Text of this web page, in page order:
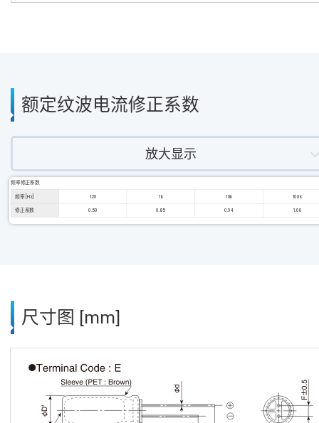
额定纹波电流修正系数
放大显示
频率修正系数
频率 [Hz] 120 1k 10k 100k
修正系数 0.50 0.85 0.94 1.00
尺寸图 [mm]